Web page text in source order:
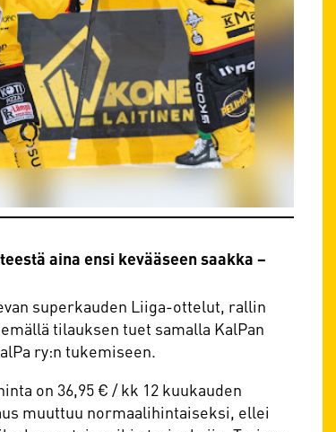
aina ensi kevääseen saakka –
superkauden Liiga-ottelut, rallin
tilauksen tuet samalla KalPan
ry:n tukemiseen.
on 36,95 € / kk 12 kuukauden
muuttuu normaalihintaiseksi, ellei